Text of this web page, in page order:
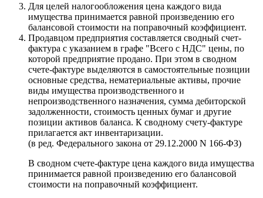
Для целей налогообложения цена каждого вида
имущества принимается равной произведению его
балансовой стоимости на поправочный коэффициент.
Продавцом предприятия составляется сводный счет-
фактура с указанием в графе "Всего с НДС" цены, по
которой предприятие продано. При этом в сводном
счете-фактуре выделяются в самостоятельные позиции
основные средства, нематериальные активы, прочие
виды имущества производственного и
непроизводственного назначения, сумма дебиторской
задолженности, стоимость ценных бумаг и другие
позиции активов баланса. К сводному счету-фактуре
прилагается акт инвентаризации.
(в ред. Федерального закона от 29.12.2000 N 166-ФЗ)
В сводном счете-фактуре цена каждого вида имущества
принимается равной произведению его балансовой
стоимости на поправочный коэффициент.